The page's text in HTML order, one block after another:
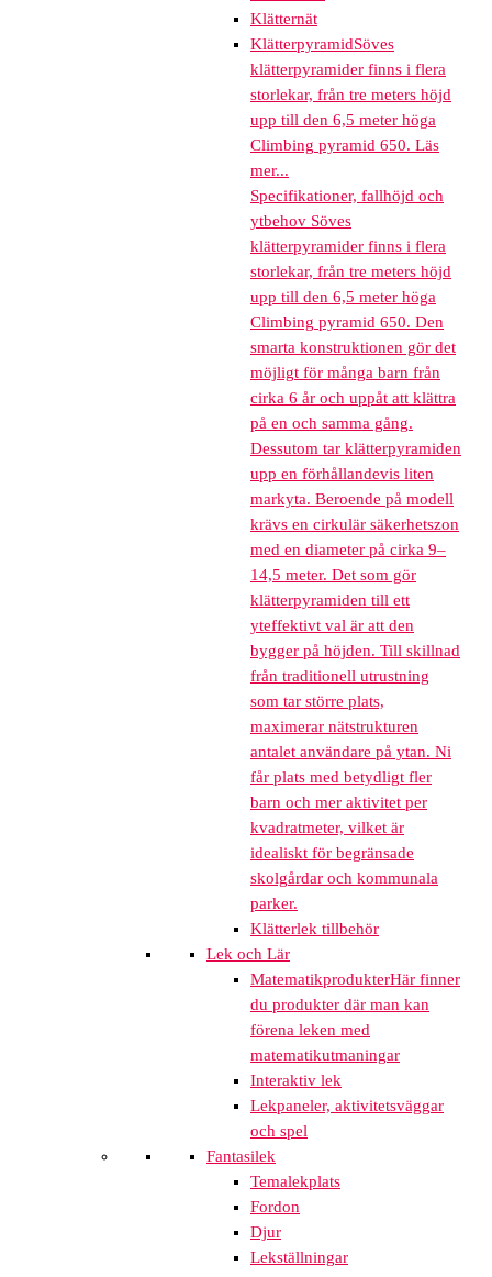
Klätternät
KlätterpyramidSöves
klätterpyramider finns i flera
storlekar, från tre meters höjd
upp till den 6,5 meter höga
Climbing pyramid 650. Läs
mer...
Specifikationer, fallhöjd och
ytbehov Söves
klätterpyramider finns i flera
storlekar, från tre meters höjd
upp till den 6,5 meter höga
Climbing pyramid 650. Den
smarta konstruktionen gör det
möjligt för många barn från
cirka 6 år och uppåt att klättra
på en och samma gång.
Dessutom tar klätterpyramiden
upp en förhållandevis liten
markyta. Beroende på modell
krävs en cirkulär säkerhetszon
med en diameter på cirka 9–
14,5 meter. Det som gör
klätterpyramiden till ett
yteffektivt val är att den
bygger på höjden. Till skillnad
från traditionell utrustning
som tar större plats,
maximerar nätstrukturen
antalet användare på ytan. Ni
får plats med betydligt fler
barn och mer aktivitet per
kvadratmeter, vilket är
idealiskt för begränsade
skolgårdar och kommunala
parker.
Klätterlek tillbehör
Lek och Lär
MatematikprodukterHär finner
du produkter där man kan
förena leken med
matematikutmaningar
Interaktiv lek
Lekpaneler, aktivitetsväggar
och spel
Fantasilek
Temalekplats
Fordon
Djur
Lekställningar